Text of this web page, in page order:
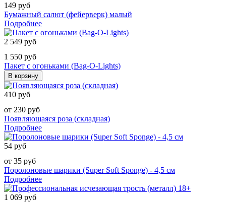
149 руб
Бумажный салют (фейерверк) малый
Подробнее
2 549 руб
1 550 руб
Пакет с огоньками (Bag-O-Lights)
В корзину
410 руб
от 230 руб
Появляющаяся роза (складная)
Подробнее
54 руб
от 35 руб
Поролоновые шарики (Super Soft Sponge) - 4,5 см
Подробнее
1 069 руб